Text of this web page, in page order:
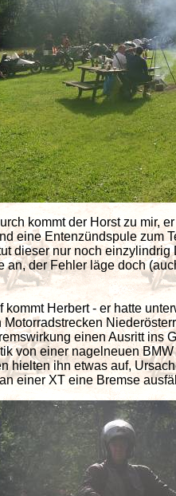
kommt der Horst zu mir,
eine Entenzündspule zum
dieser nur noch
an, der Fehler läge doch
kommt Herbert - er hatte
Motorradstrecken
einen Ausritt ins
von einer nagelneuen
hielten ihn etwas auf,
einer XT eine Bremse